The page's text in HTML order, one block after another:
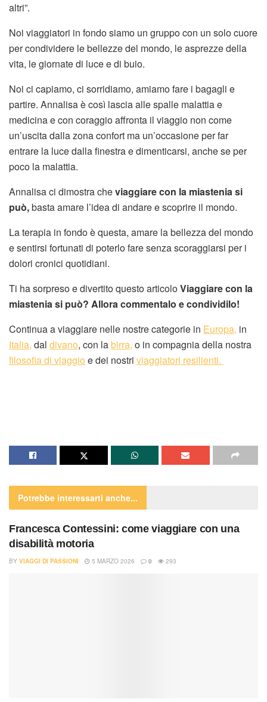
altri”.
Noi viaggiatori in fondo siamo un gruppo con un solo cuore
per condividere le bellezze del mondo, le asprezze della
vita, le giornate di luce e di buio.
Noi ci capiamo, ci sorridiamo, amiamo fare i bagagli e
partire. Annalisa è così lascia alle spalle malattia e
medicina e con coraggio affronta il viaggio non come
un’uscita dalla zona confort ma un’occasione per far
entrare la luce dalla finestra e dimenticarsi, anche se per
poco la malattia.
Annalisa ci dimostra cheviaggiare con la miastenia si
può,basta amare l’idea di andare e scoprire il mondo.
La terapia in fondo è questa, amare la bellezza del mondo
e sentirsi fortunati di poterlo fare senza scoraggiarsi per i
dolori cronici quotidiani.
Ti ha sorpreso e divertito questo articoloViaggiare con la
miastenia si può? Allora commentalo e condividilo!
Continua a viaggiare nelle nostre categorie in Europa, in
Italia, dal divano, con labirra, o in compagnia della nostra
filosofia di viaggio e dei nostri viaggiatori resilienti.
Potrebbe interessarti anche...
Francesca Contessini: come viaggiare con una
disabilità motoria
BY VIAGGI DI PASSIONI 5 MARZO 2026 0 293